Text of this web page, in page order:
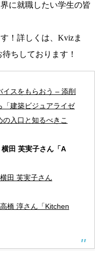
に就職したい学生の皆
！詳しくは、Kvizま
ちしております！
スをもらおう – 添削
「建築ビジュアライゼ
入口と知るべきこ
田 芙実子さん「A
田 芙実子さん
橋 淳さん「Kitchen